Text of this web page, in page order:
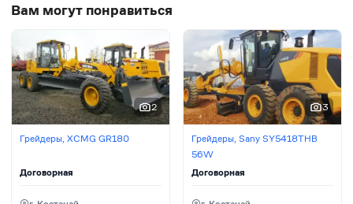
Вам могут понравиться
2
Грейдеры, XCMG GR180
Договорная
3
Грейдеры, Sany SY5418THB
56W
Договорная